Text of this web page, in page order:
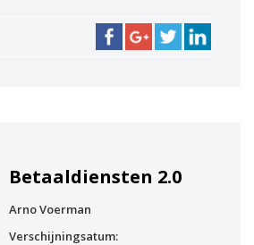
Betaaldiensten 2.0
Arno Voerman
Verschijningsatum: